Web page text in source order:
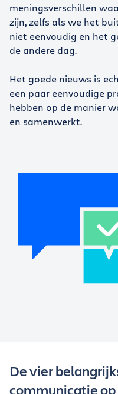
meningsverschillen
zijn, zelfs als we het
niet eenvoudig en het
de andere dag.
Het goede nieuws is
een paar eenvoudige
hebben op de manier
en samenwerkt.
De vier
communicatie